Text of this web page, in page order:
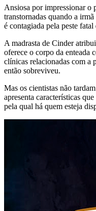
Ansiosa por impressionar o
transtornadas quando a
é contagiada pela peste
A madrasta de Cinder
oferece o corpo da enteada
clínicas relacionadas com a
então sobreviveu.
Mas os cientistas não
apresenta características
pela qual há quem esteja